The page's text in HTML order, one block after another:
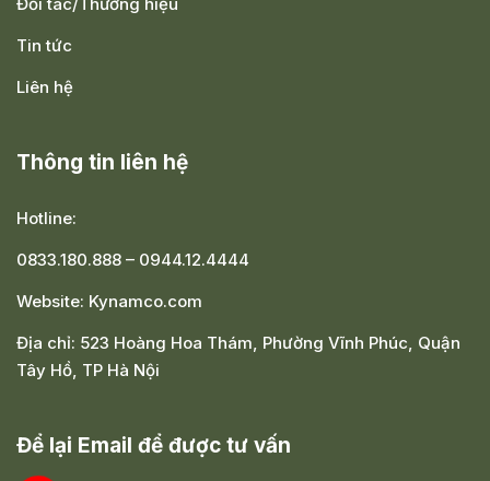
Tin tức
Liên hệ
Thông tin liên hệ
Hotline:
0833.180.888 – 0944.12.4444
Website: Kynamco.com
Địa chỉ: 523 Hoàng Hoa Thám, Phường Vĩnh Phúc, Quận
Tây Hồ, TP Hà Nội
Để lại Email để được tư vấn